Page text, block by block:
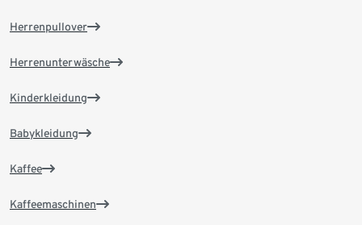
Herrenpullover
Herrenunterwäsche
Kinderkleidung
Babykleidung
Kaffee
Kaffeemaschinen